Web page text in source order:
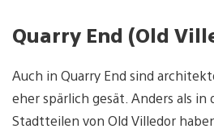
Quarry End (Old
Auch in Quarry End sind
eher spärlich gesät. Anders als in
Stadtteilen von Old Villedor